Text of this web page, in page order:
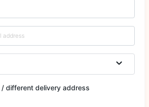
different delivery address